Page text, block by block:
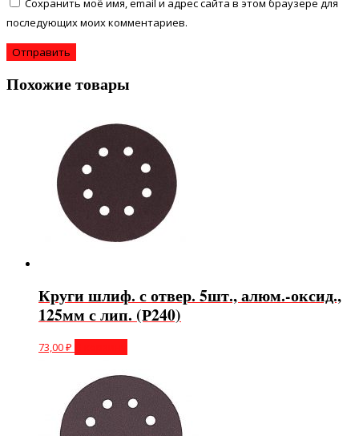
Сохранить моё имя, email и адрес сайта в этом браузере для
последующих моих комментариев.
Похожие товары
Круги шлиф. с отвер. 5шт., алюм.-оксид.,
125мм с лип. (Р240)
73,00₽